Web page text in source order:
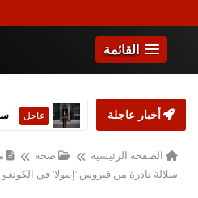
القائمة
أخبار عاجلة عاجل
الصفحة الرئيسية صحة
سلالة نادرة من فيروس 'إيبولا' في الكونغو